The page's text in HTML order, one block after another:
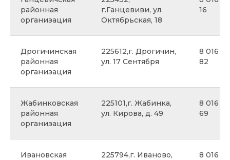
районная
организация
г.Ганцевиви, ул.
Октябрьская, 18
16
Дрогичинская
районная
организация
225612,г. Дрогичин,
ул. 17 Сентября
8 016
82
Жабинковская
районная
организация
225101,г. Жабинка,
ул. Кирова, д. 49
8 016
69
Ивановская
225794,г. Иваново,
8 016